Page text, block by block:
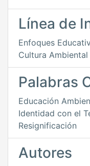
Línea de
Enfoques
Cultura Ambiental
Palabras
Educación
Identidad con el
Resignificación
Autores